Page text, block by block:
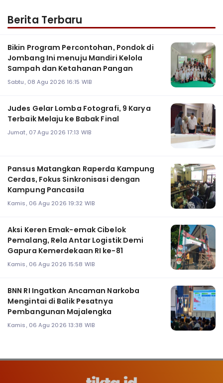
Berita Terbaru
Bikin Program Percontohan, Pondok di
Jombang Ini menuju Mandiri Kelola
Sampah dan Ketahanan Pangan
Sabtu, 08 Agu 2026 16:15 WIB
Judes Gelar Lomba Fotografi, 9 Karya
Terbaik Melaju ke Babak Final
Jumat, 07 Agu 2026 17:13 WIB
Pansus Matangkan Raperda Kampung
Cerdas, Fokus Sinkronisasi dengan
Kampung Pancasila
Kamis, 06 Agu 2026 19:32 WIB
Aksi Keren Emak-emak Cibelok
Pemalang, Rela Antar Logistik Demi
Gapura Kemerdekaan RI ke-81
Kamis, 06 Agu 2026 15:58 WIB
BNN RI Ingatkan Ancaman Narkoba
Mengintai di Balik Pesatnya
Pembangunan Majalengka
Kamis, 06 Agu 2026 13:38 WIB